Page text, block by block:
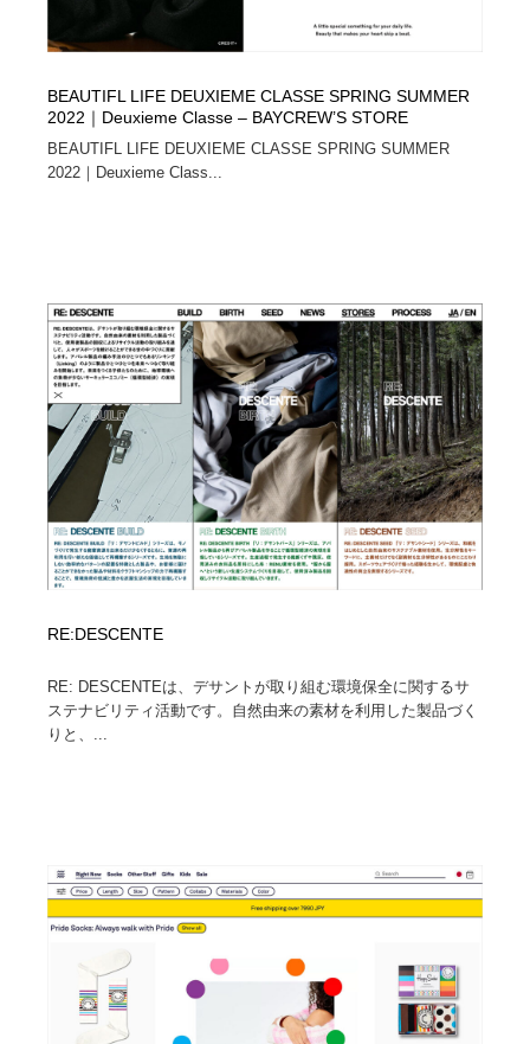
BEAUTIFL LIFE DEUXIEME CLASSE SPRING SUMMER
2022｜Deuxieme Classe – BAYCREW’S STORE
BEAUTIFL LIFE DEUXIEME CLASSE SPRING SUMMER
2022｜Deuxieme Class...
RE:DESCENTE
RE: DESCENTEは、デサントが取り組む環境保全に関するサ
ステナビリティ活動です。自然由来の素材を利用した製品づく
りと、...